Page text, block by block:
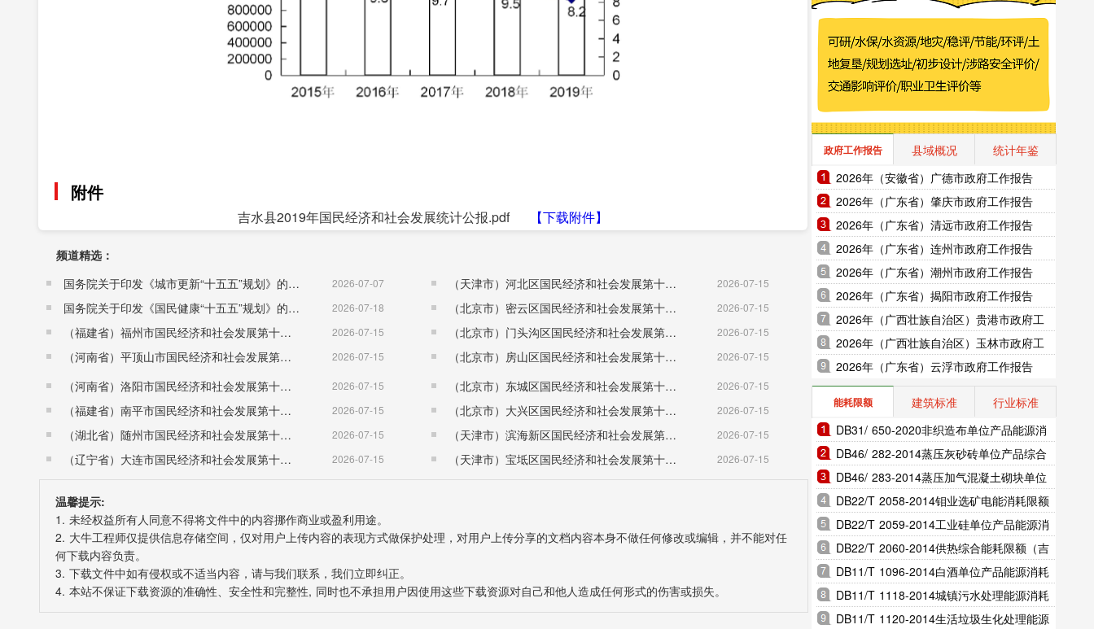
附件
吉水县2019年国民经济和社会发展统计公报.pdf 【下载附件】
频道精选：
国务院关于印发《城市更新“十五五”规划》的通知（国发〔2026〕12号）
2026-07-07
国务院关于印发《国民健康“十五五”规划》的通知 （国发〔2026〕23号） 2026-07-18
（福建省）福州市国民经济和社会发展第十五个五年规划纲要 2026-07-15
（河南省）平顶山市国民经济和社会发展第十五个五年规划纲要 2026-07-15
（河南省）洛阳市国民经济和社会发展第十五个五年规划纲要 2026-07-15
（福建省）南平市国民经济和社会发展第十五个五年规划纲要 2026-07-15
（湖北省）随州市国民经济和社会发展第十五个五年规划纲要 2026-07-15
（辽宁省）大连市国民经济和社会发展第十五个五年规划纲要 2026-07-15
（天津市）河北区国民经济和社会发展第十五个五年规划纲要 2026-07-15
（北京市）密云区国民经济和社会发展第十五个五年规划纲要 2026-07-15
（北京市）门头沟区国民经济和社会发展第十五个五年规划纲要 2026-07-15
（北京市）房山区国民经济和社会发展第十五个五年规划纲要 2026-07-15
（北京市）东城区国民经济和社会发展第十五个五年规划纲要 2026-07-15
（北京市）大兴区国民经济和社会发展第十五个五年规划纲要 2026-07-15
（天津市）滨海新区国民经济和社会发展第十五个五年规划纲要 2026-07-15
（天津市）宝坻区国民经济和社会发展第十五个五年规划纲要 2026-07-15
温馨提示:
1. 未经权益所有人同意不得将文件中的内容挪作商业或盈利用途。
2. 大牛工程师仅提供信息存储空间，仅对用户上传内容的表现方式做保护处理，对用户上传分享的文档内容本身不做任何修改或编辑，并不能对任
何下载内容负责。
3. 下载文件中如有侵权或不适当内容，请与我们联系，我们立即纠正。
4. 本站不保证下载资源的准确性、安全性和完整性, 同时也不承担用户因使用这些下载资源对自己和他人造成任何形式的伤害或损失。
政府工作报告 县域概况
统计年鉴
2026年（安徽省）广德市政府工作报告
2026年（广东省）肇庆市政府工作报告
2026年（广东省）清远市政府工作报告
2026年（广东省）连州市政府工作报告
2026年（广东省）潮州市政府工作报告
2026年（广东省）揭阳市政府工作报告
2026年（广西壮族自治区）贵港市政府工
作报告
2026年（广西壮族自治区）玉林市政府工
作报告
2026年（广东省）云浮市政府工作报告
能耗限额 建筑标准
行业标准
DB31/ 650-2020非织造布单位产品能源消
耗限额（上海市地方标准）
DB46/ 282-2014蒸压灰砂砖单位产品综合
能耗和电耗限额（海南省地方标准）
DB46/ 283-2014蒸压加气混凝土砌块单位
产品综合能耗和电耗限额（海南省地方标
准）
DB22/T 2058-2014钼业选矿电能消耗限额
（吉林省地方标准）
DB22/T 2059-2014工业硅单位产品能源消
耗限额（吉林省地方标准）
DB22/T 2060-2014供热综合能耗限额（吉
林省地方标准）
DB11/T 1096-2014白酒单位产品能源消耗
限额（北京市地方标准）
DB11/T 1118-2014城镇污水处理能源消耗
限额（北京市地方标准）
DB11/T 1120-2014生活垃圾生化处理能源